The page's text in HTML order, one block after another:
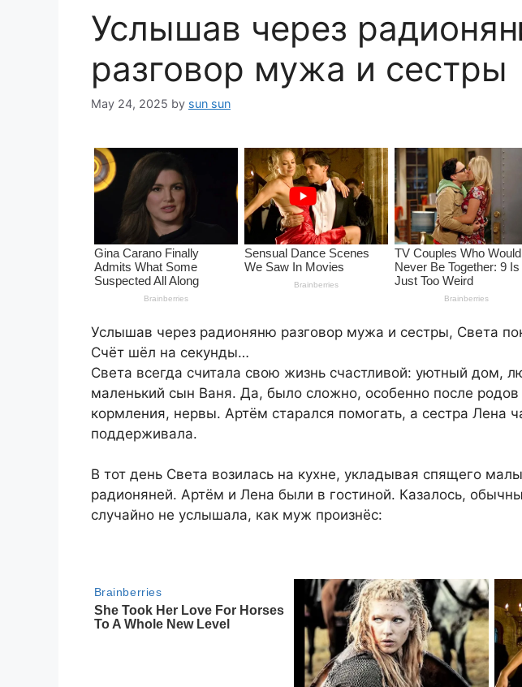
Услышав через
разговор мужа и сестры
May 24, 2025 by sun sun
Услышав через радионяню разговор мужа и сестры, Света
Счёт шёл на секунды…
Света всегда считала свою жизнь счастливой: уютный дом,
маленький сын Ваня. Да, было сложно, особенно после
кормления, нервы. Артём старался помогать, а сестра Лена
поддерживала.
В тот день Света возилась на кухне, укладывая спящего
радионяней. Артём и Лена были в гостиной. Казалось,
случайно не услышала, как муж произнёс: